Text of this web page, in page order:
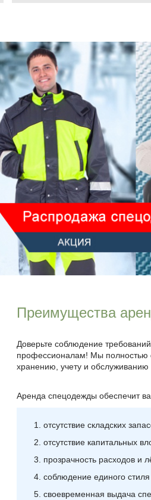
Преимущества
Доверьте соблюдение
профессионалам! Мы полностью
хранению, учету и
Аренда спецодежды обеспечит
отсутствие складских
отсутствие капитальных
прозрачность расходов и
соблюдение единого
своевременная выдача